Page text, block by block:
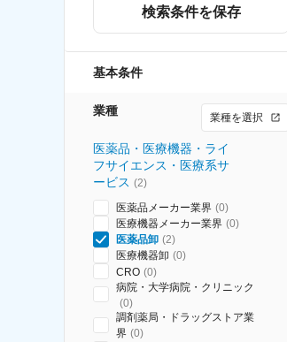
検索条件を保存
基本条件
業種 業種を選択
医薬品・医療機器・ライ
フサイエンス・医療系サ
ービス (2)
医薬品メーカー業界 (0)
医療機器メーカー業界 (0)
医薬品卸 (2)
医療機器卸 (0)
CRO (0)
病院・大学病院・クリニック
(0)
調剤薬局・ドラッグストア業
界 (0)